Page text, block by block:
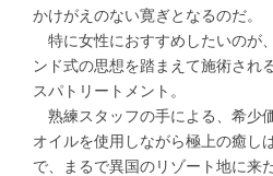
かけがえのない寛ぎとなるのだ。
特に女性におすすめしたいのが
ンド式の思想を踏まえて施術され
スパトリートメント。
熟練スタッフの手による、希少
オイルを使用しながら極上の癒し
で、まるで異国のリゾート地に来